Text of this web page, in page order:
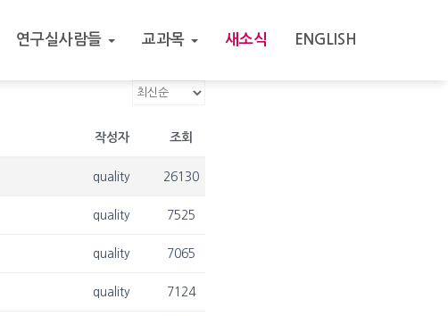
연구실사람들 교과목 새소식 ENGLISH
작성자 조회
quality 26130
quality 7525
quality 7065
quality 7124